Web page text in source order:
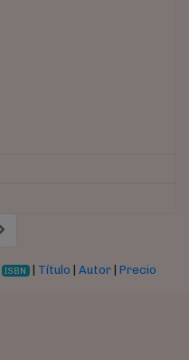
ISBN Título |Autor |Precio